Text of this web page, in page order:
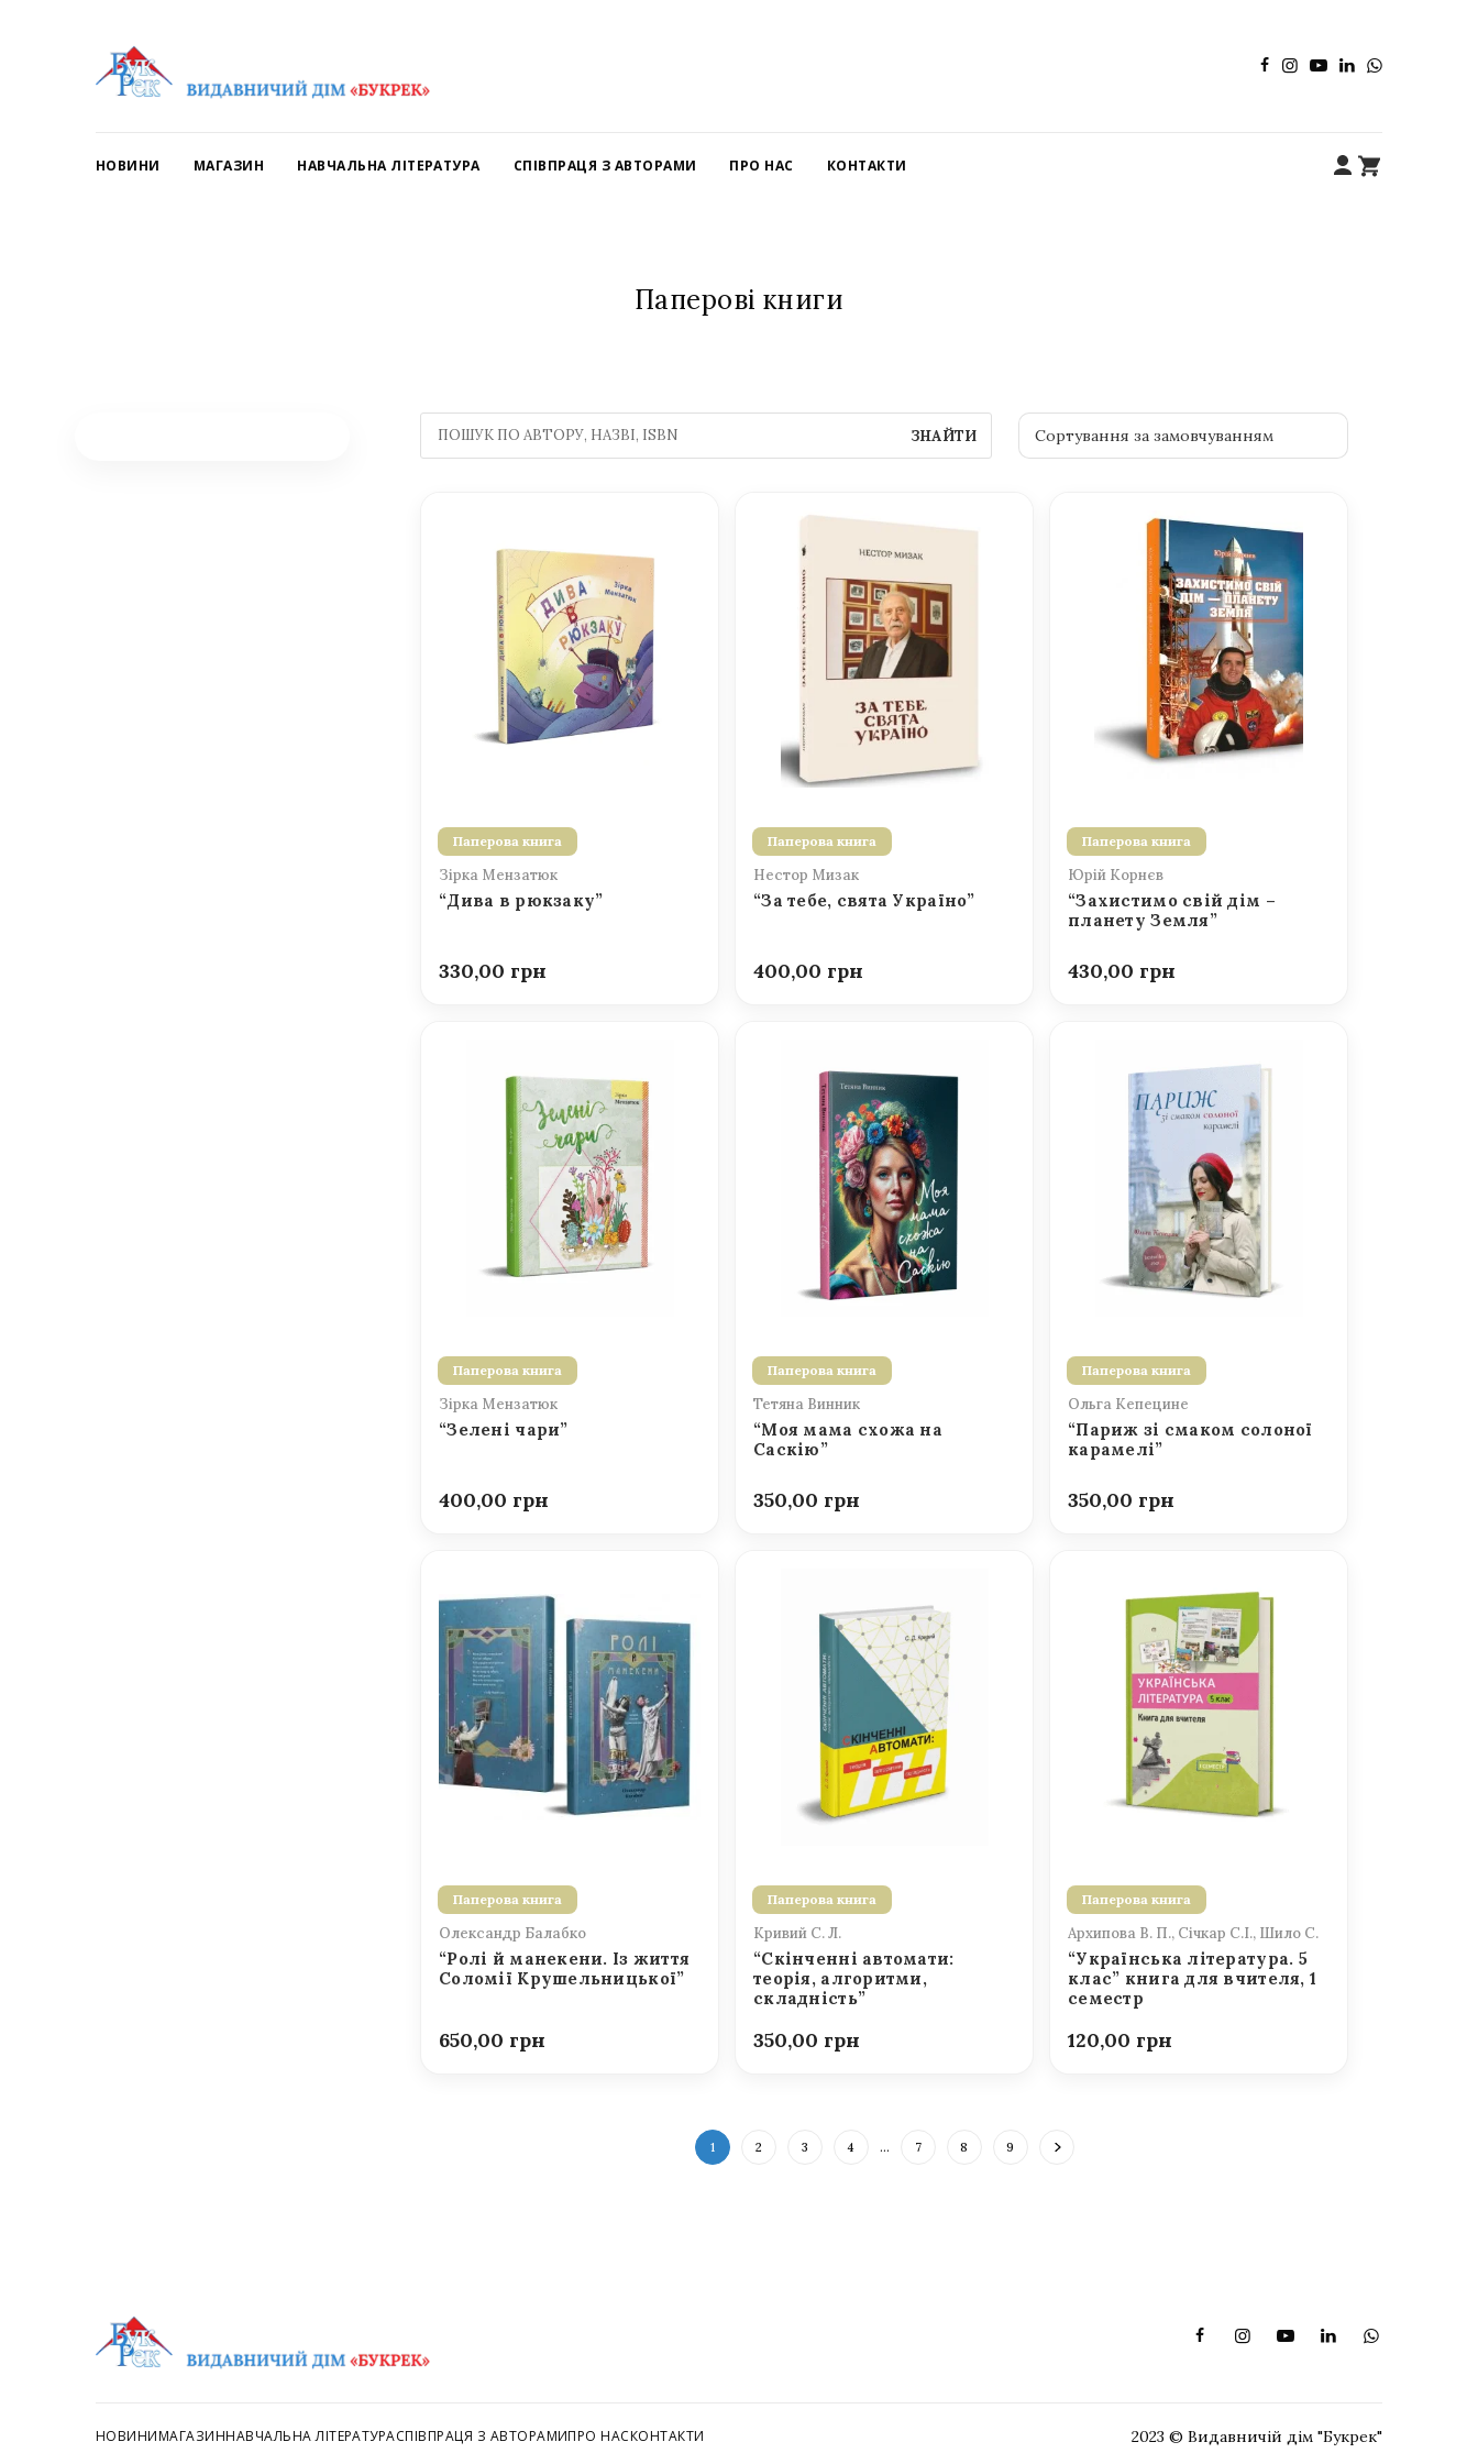
НОВИНИ МАГАЗИН НАВЧАЛЬНА ЛІТЕРАТУРА СПІВПРАЦЯ З АВТОРАМИ ПРО НАС КОНТАКТИ
Паперові книги
ЗНАЙТИ
Паперова книга
Зірка Мензатюк
“Дива в рюкзаку”
330,00
Паперова книга
Нестор Мизак
“За тебе, свята Україно”
400,00
Паперова книга
Юрій Корнєв
“Захистимо свій дім –
планету Земля”
430,00
Паперова книга
Зірка Мензатюк
“Зелені чари”
400,00
Паперова книга
Тетяна Винник
“Моя мама схожа на
Саскію”
350,00
Паперова книга
Ольга Кепецине
“Париж зі смаком солоної
карамелі”
350,00
Паперова книга
Олександр Балабко
“Ролі й манекени. Із життя
Соломії Крушельницької”
650,00
Паперова книга
Кривий С. Л.
“Скінченні автомати:
теорія, алгоритми,
складність”
350,00
Паперова книга
Архипова В. П., Січкар С.І., Шило С.
“Українська література. 5
клас” книга для вчителя, 1
семестр
120,00
1 2 3 4 … 7 8 9
НОВИНИМАГАЗИННАВЧАЛЬНА ЛІТЕРАТУРАСПІВПРАЦЯ З АВТОРАМИПРО НАСКОНТАКТИ 2023 © Видавничій дім "Букрек"